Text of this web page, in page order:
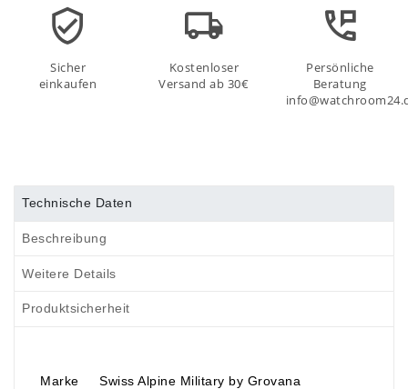
Sicher
einkaufen
Kostenloser
Versand ab 30€
Persönliche
Beratung
Technische Daten
Beschreibung
Weitere Details
Produktsicherheit
Marke Swiss Alpine Military by Grovana